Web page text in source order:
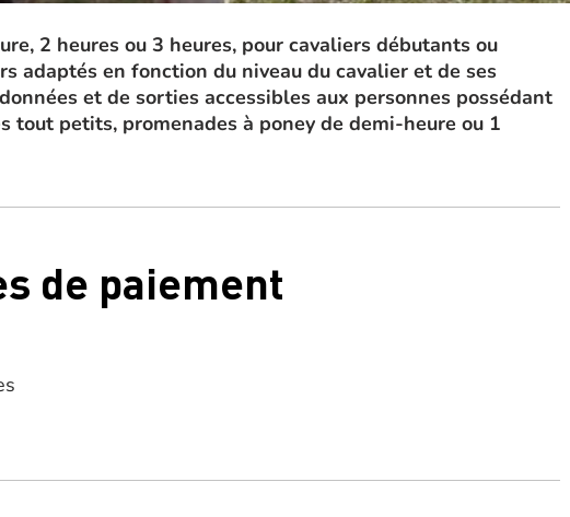
2 heures ou 3 heures, pour cavaliers débutants ou
adaptés en fonction du niveau du cavalier et de ses
et de sorties accessibles aux personnes possédant
tout petits, promenades à poney de demi-heure ou 1
de paiement